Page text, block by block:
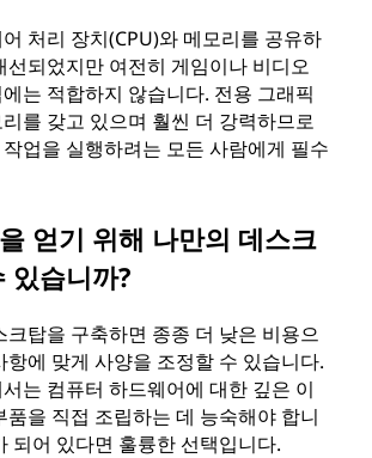
처리 장치(CPU)와 메모리를 공유하
선되었지만 여전히 게임이나 비디오
는 적합하지 않습니다. 전용 그래픽
를 갖고 있으며 훨씬 더 강력하므로
업을 실행하려는 모든 사람에게 필수
얻기 위해 나만의 데스크
있습니까?
크탑을 구축하면 종종 더 낮은 비용으
항에 맞게 사양을 조정할 수 있습니다.
는 컴퓨터 하드웨어에 대한 깊은 이
품을 직접 조립하는 데 능숙해야 합니
되어 있다면 훌륭한 선택입니다.